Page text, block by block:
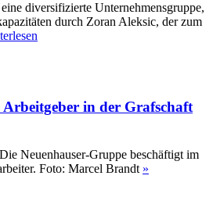
diversifizierte Unternehmensgruppe,
durch Zoran Aleksic, der zum
in der Grafschaft
Neuenhauser-Gruppe beschäftigt im
Foto: Marcel Brandt »